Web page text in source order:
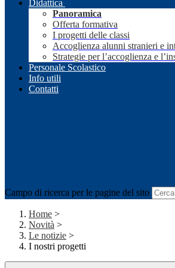
Didattica
Panoramica
Offerta formativa
I progetti delle classi
Accoglienza alunni stranieri e
Strategie per l’accoglienza e
Personale Scolastico
Info utili
Contatti
Campo di ricerca per le pagine del sito
Home >
Novità >
Le notizie >
I nostri progetti